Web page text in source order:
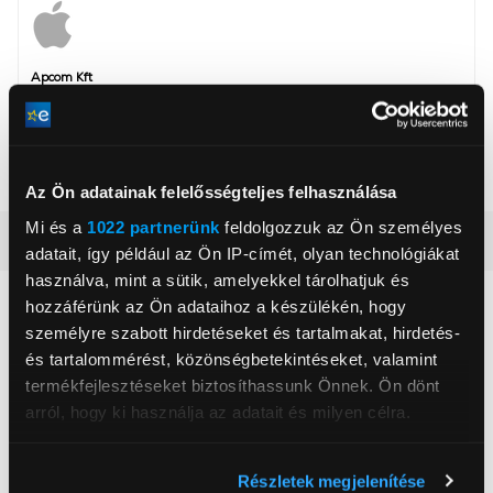
Az Ön adatainak felelősségteljes felhasználása
Mi és a 1022 partnerünk feldolgozzuk az Ön személyes
adatait, így például az Ön IP-címét, olyan technológiákat
használva, mint a sütik, amelyekkel tárolhatjuk és
hozzáférünk az Ön adataihoz a készülékén, hogy
személyre szabott hirdetéseket és tartalmakat, hirdetés-
és tartalommérést, közönségbetekintéseket, valamint
termékfejlesztéseket biztosíthassunk Önnek. Ön dönt
arról, hogy ki használja az adatait és milyen célra.
Részletek megjelenítése
Apcom Kft
1033, Budapest, Ángel Sanz Briz út 13
Részletes ismertető
Neked ajánljuk